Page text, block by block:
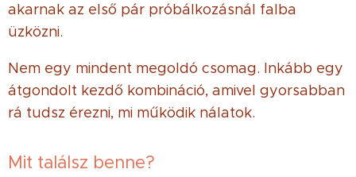
akarnak az első pár próbálkozásnál falba
üzközni.
Nem egy mindent megoldó csomag. Inkább egy
átgondolt kezdő kombináció, amivel gyorsabban
rá tudsz érezni, mi működik nálatok.
Mit találsz benne?